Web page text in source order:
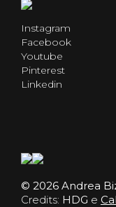
Instagram
Facebook
Youtube
Pinterest
Linkedin
© 2026 Andrea
Credits: HDG e